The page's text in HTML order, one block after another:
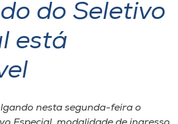
do Seletivo
está
nesta segunda-feira o